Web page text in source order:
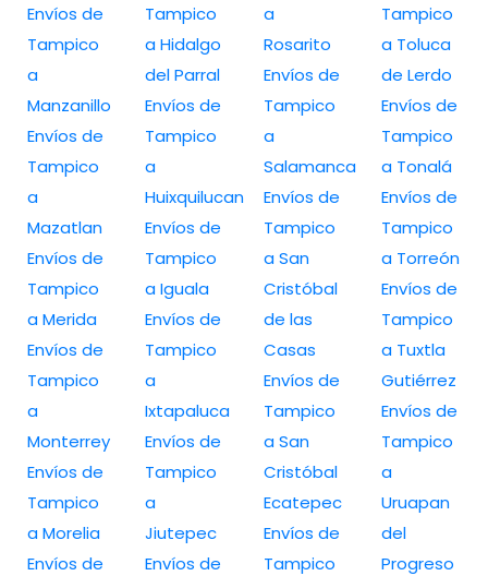
Envíos de
Tampico
a
Manzanillo
Envíos de
Tampico
a
Mazatlan
Envíos de
Tampico
a Merida
Envíos de
Tampico
a
Monterrey
Envíos de
Tampico
a Morelia
Envíos de
Tampico
a Hidalgo
del Parral
Envíos de
Tampico
a
Huixquilucan
Envíos de
Tampico
a Iguala
Envíos de
Tampico
a
Ixtapaluca
Envíos de
Tampico
a
Jiutepec
Envíos de
a
Rosarito
Envíos de
Tampico
a
Salamanca
Envíos de
Tampico
a San
Cristóbal
de las
Casas
Envíos de
Tampico
a San
Cristóbal
Ecatepec
Envíos de
Tampico
Tampico
a Toluca
de Lerdo
Envíos de
Tampico
a Tonalá
Envíos de
Tampico
a Torreón
Envíos de
Tampico
a Tuxtla
Gutiérrez
Envíos de
Tampico
a
Uruapan
del
Progreso